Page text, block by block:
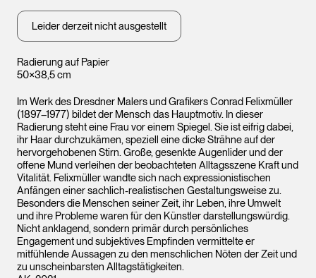
Radierung auf Papier
50×38,5 cm
Leider derzeit nicht ausgestellt
Im Werk des Dresdner Malers und Grafikers Conrad Felixmüller
(1897–1977) bildet der Mensch das Hauptmotiv. In dieser
Radierung steht eine Frau vor einem Spiegel. Sie ist eifrig dabei,
ihr Haar durchzukämen, speziell eine dicke Strähne auf der
hervorgehobenen Stirn. Große, gesenkte Augenlider und der
offene Mund verleihen der beobachteten Alltagsszene Kraft und
Vitalität. Felixmüller wandte sich nach expressionistischen
Anfängen einer sachlich-realistischen Gestaltungsweise zu.
Besonders die Menschen seiner Zeit, ihr Leben, ihre Umwelt
und ihre Probleme waren für den Künstler darstellungswürdig.
Nicht anklagend, sondern primär durch persönliches
Engagement und subjektives Empfinden vermittelte er
mitfühlende Aussagen zu den menschlichen Nöten der Zeit und
zu unscheinbarsten Alltagstätigkeiten.